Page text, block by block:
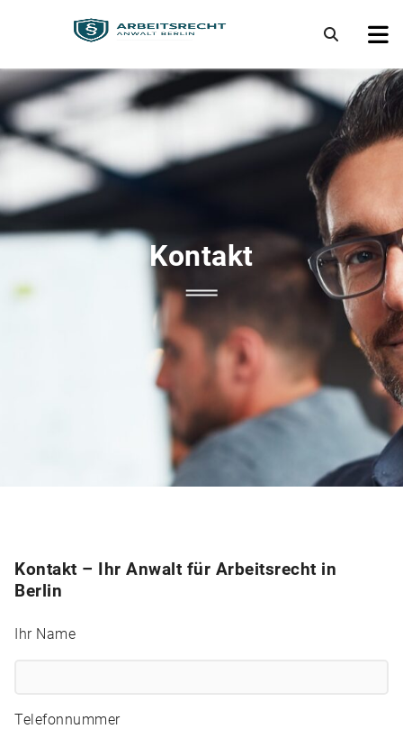
Kontakt
Kontakt – Ihr Anwalt für Arbeitsrecht in
Berlin
Ihr Name
Telefonnummer